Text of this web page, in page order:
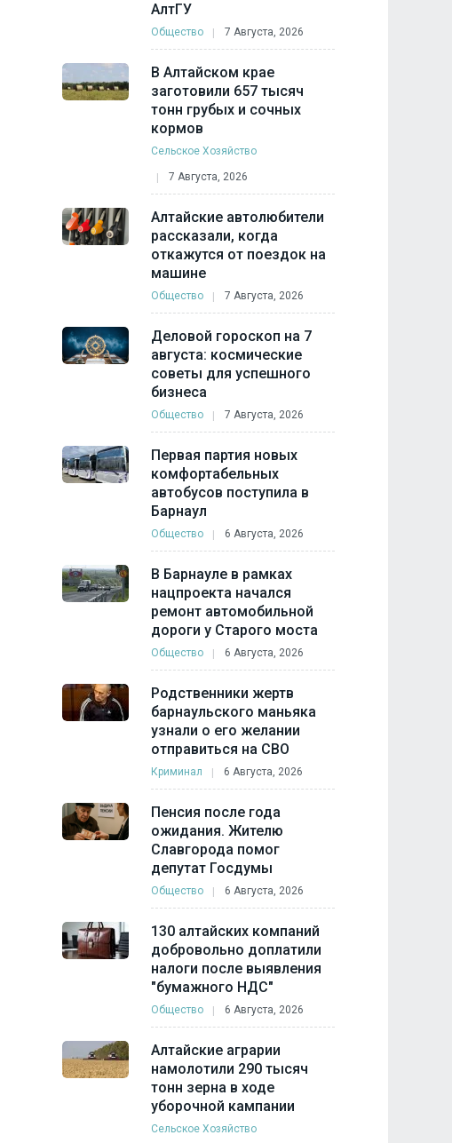
АлтГУ
Общество 7 Августа, 2026
В Алтайском крае
заготовили 657 тысяч
тонн грубых и сочных
кормов
Сельское Хозяйство
7 Августа, 2026
Алтайские автолюбители
рассказали, когда
откажутся от поездок на
машине
Общество 7 Августа, 2026
Деловой гороскоп на 7
августа: космические
советы для успешного
бизнеса
Общество 7 Августа, 2026
Первая партия новых
комфортабельных
автобусов поступила в
Барнаул
Общество 6 Августа, 2026
В Барнауле в рамках
нацпроекта начался
ремонт автомобильной
дороги у Старого моста
Общество 6 Августа, 2026
Родственники жертв
барнаульского маньяка
узнали о его желании
отправиться на СВО
Криминал 6 Августа, 2026
Пенсия после года
ожидания. Жителю
Славгорода помог
депутат Госдумы
Общество 6 Августа, 2026
130 алтайских компаний
добровольно доплатили
налоги после выявления
"бумажного НДС"
Общество 6 Августа, 2026
Алтайские аграрии
намолотили 290 тысяч
тонн зерна в ходе
уборочной кампании
Сельское Хозяйство